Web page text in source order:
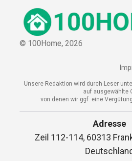
© 100Home, 2026
Unsere Redaktion wird durch Leser
auf ausgewählte
von denen wir ggf. eine
Adresse
Zeil 112-114, 60313